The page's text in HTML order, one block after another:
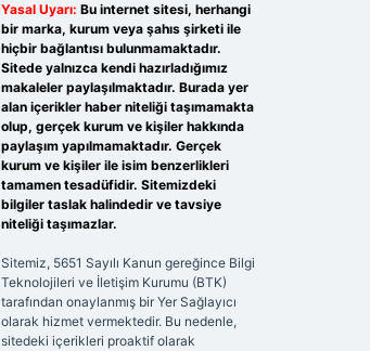
Yasal Uyarı: Bu internet sitesi, herhangi
bir marka, kurum veya şahıs şirketi ile
hiçbir bağlantısı bulunmamaktadır.
Sitede yalnızca kendi hazırladığımız
makaleler paylaşılmaktadır. Burada yer
alan içerikler haber niteliği taşımamakta
olup, gerçek kurum ve kişiler hakkında
paylaşım yapılmamaktadır. Gerçek
kurum ve kişiler ile isim benzerlikleri
tamamen tesadüfidir. Sitemizdeki
bilgiler taslak halindedir ve tavsiye
niteliği taşımazlar.
Sitemiz, 5651 Sayılı Kanun gereğince Bilgi
Teknolojileri ve İletişim Kurumu (BTK)
tarafından onaylanmış bir Yer Sağlayıcı
olarak hizmet vermektedir. Bu nedenle,
sitedeki içerikleri proaktif olarak